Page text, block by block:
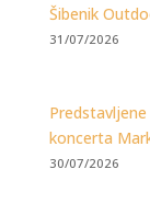
Šibenik
31/07/2026
koncerta
30/07/2026